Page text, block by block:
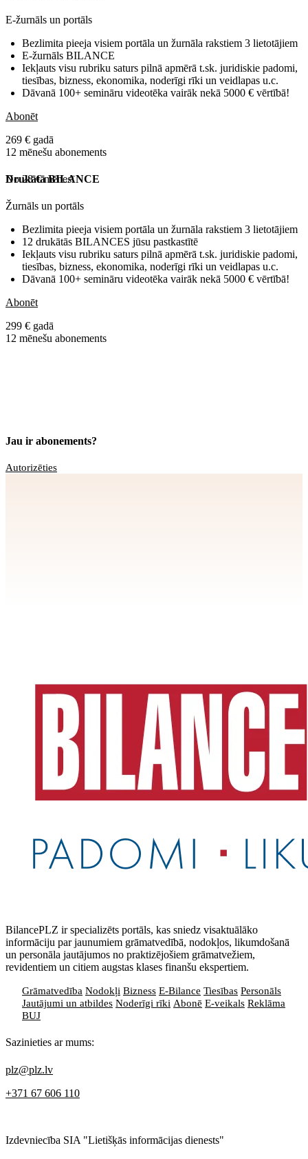
E-žurnāls un portāls
Bezlimita pieeja visiem portāla un žurnāla rakstiem 3 lietotājiem
E-žurnāls BILANCE
Iekļauts visu rubriku saturs pilnā apmērā t.sk. juridiskie padomi,
tiesības, bizness, ekonomika, noderīgi rīki un veidlapas u.c.
Dāvanā 100+ semināru videotēka vairāk nekā 5000 € vērtībā!
Abonēt
269 € gadā
12 mēnešu abonements
No 28 € mēnesī
Drukātā BILANCE
Žurnāls un portāls
Bezlimita pieeja visiem portāla un žurnāla rakstiem 3 lietotājiem
12 drukātās BILANCES jūsu pastkastītē
Iekļauts visu rubriku saturs pilnā apmērā t.sk. juridiskie padomi,
tiesības, bizness, ekonomika, noderīgi rīki un veidlapas u.c.
Dāvanā 100+ semināru videotēka vairāk nekā 5000 € vērtībā!
Abonēt
299 € gadā
12 mēnešu abonements
Jau ir abonements?
Autorizēties
BilancePLZ ir specializēts portāls, kas sniedz visaktuālāko
informāciju par jaunumiem grāmatvedībā, nodokļos, likumdošanā
un personāla jautājumos no praktizējošiem grāmatvežiem,
revidentiem un citiem augstas klases finanšu ekspertiem.
Grāmatvedība Nodokļi Bizness E-Bilance Tiesības Personāls
Jautājumi un atbildes Noderīgi rīki Abonē E-veikals Reklāma
BUJ
Sazinieties ar mums:
plz@plz.lv
+371 67 606 110
Izdevniecība SIA "Lietišķās informācijas dienests"